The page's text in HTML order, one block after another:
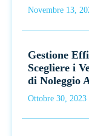
Novembre 13,
Gestione
Scegliere i
di Noleggio
Ottobre 30, 2023